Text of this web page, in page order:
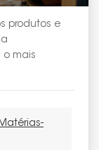
produtos e
o mais